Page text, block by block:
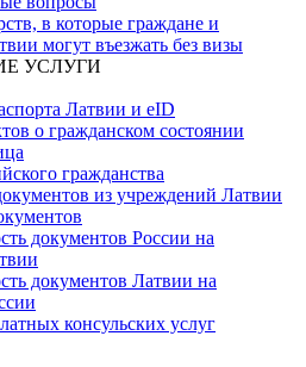
в которые граждане и
могут въезжать без визы
УСЛУГИ
Латвии и eID
о гражданском состоянии
гражданства
из учреждений Латвии
документов России на
документов Латвии на
консульских услуг